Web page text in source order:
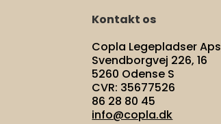
Kontakt os
Copla Legepladser Aps
Svendborgvej 226, 16
5260 Odense S
CVR: 35677526
86 28 80 45
info@copla.dk